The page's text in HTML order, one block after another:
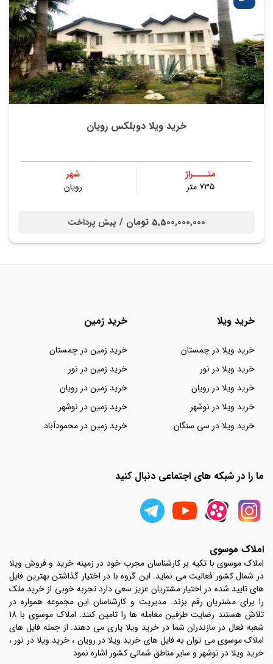
خرید ویلا دوبلکس رویان
متــــراژ
735 متر
شهر
رویان
5,500,000,000 تومان / پیش پرداخت
خرید ویلا
خرید ویلا در چمستان
خرید ویلا در نور
خرید ویلا در رویان
خرید ویلا در نوشهر
خرید ویلا در سی سنگان
خرید زمین
خرید زمین در چمستان
خرید زمین در نور
خرید زمین در رویان
خرید زمین در نوشهر
خرید زمین در محمودآباد
ما را در شبکه های اجتماعی دنبال کنید
املاک موسوی
املاک موسوی با تکیه بر کارشناسان مجرب خود در زمینه خرید و فروش ویلا
در شمال کشور فعالیت می نماید. این گروه با در اختیار گذاشتن بهترین فایل
های تایید شده در اختیار مشتریان عزیز سعی دارد تجربه خوبی از خرید ملک
را برای مشتریان رقم بزند. مدیریت و کارشناسان این مجموعه همواره در
تلاش هستند رضایت طرفین معامله ها را تامین کنند. املاک موسوی با 18
شعبه فعال در مازندران شما در خرید ویلا یاری می دهند. از جمله فایل های
املاک موسوی می توان به فایل های خرید ویلا در رویان ، خرید ویلا در نور ،
خرید ویلا در نوشهر و سایر مناطق شمالی کشور اشاره نمود